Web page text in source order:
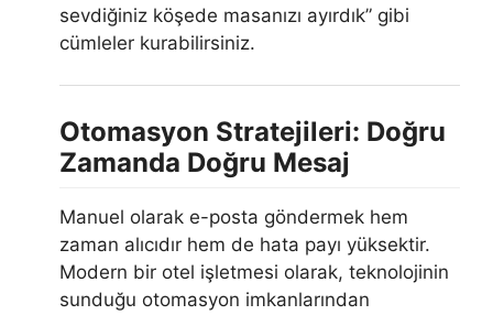
sevdiğiniz köşede masanızı ayırdık” gibi
cümleler kurabilirsiniz.
Otomasyon Stratejileri: Doğru
Zamanda Doğru Mesaj
Manuel olarak e-posta göndermek hem
zaman alıcıdır hem de hata payı yüksektir.
Modern bir otel işletmesi olarak, teknolojinin
sunduğu otomasyon imkanlarından